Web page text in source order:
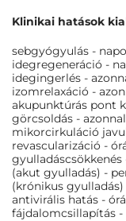
Klinikai hatások
sebgyógyulás -
idegregeneráció -
idegingerlés -
izomrelaxáció -
akupunktúrás pont
görcsoldás -
mikorcirkuláció
revascularizáció -
gyulladáscsökkenés
(akut gyulladás) -
(krónikus
antivirális hatás -
fájdalomcsillapítás -